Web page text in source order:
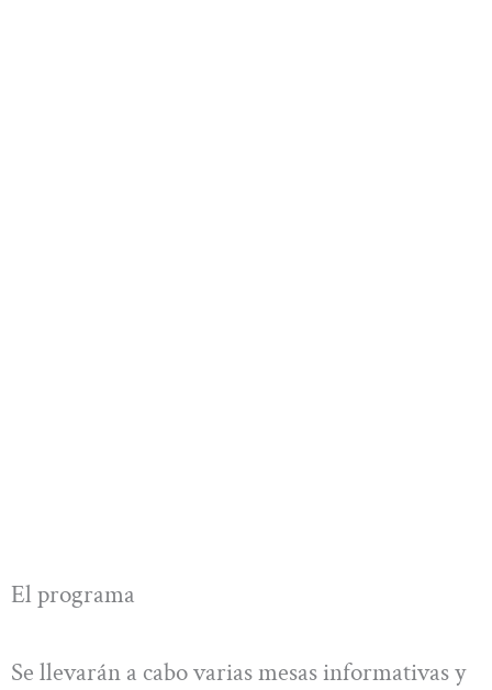
El programa
Se llevarán a cabo varias mesas informativas y